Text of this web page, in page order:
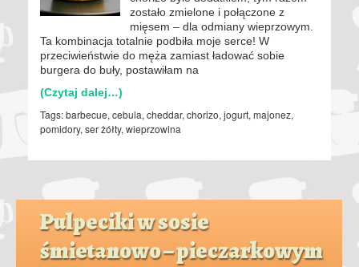
zostało zmielone i połączone z
mięsem – dla odmiany wieprzowym.
Ta kombinacja totalnie podbiła moje serce! W
przeciwieństwie do męża zamiast ładować sobie
burgera do buły, postawiłam na
(Czytaj dalej…)
Tags:barbecue, cebula, cheddar, chorizo, jogurt, majonez,
pomidory, ser żółty, wieprzowina
Pulpeciki w sosie
śmietanowo – pieczarkowym